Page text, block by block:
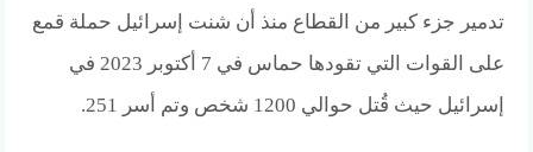
تدمير جزء كبير من القطاع منذ أن شنت إسرائيل حملة قمع
على القوات التي تقودها حماس في 7 أكتوبر 2023 في
إسرائيل حيث قُتل حوالي 1200 شخص وتم أسر 251.